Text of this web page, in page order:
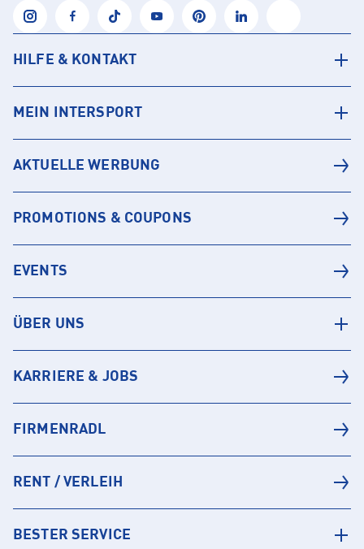
HILFE & KONTAKT
MEIN INTERSPORT
AKTUELLE WERBUNG
PROMOTIONS & COUPONS
EVENTS
ÜBER UNS
KARRIERE & JOBS
FIRMENRADL
RENT / VERLEIH
BESTER SERVICE